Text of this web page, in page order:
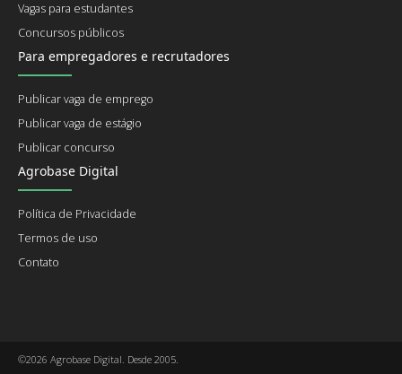
Vagas para estudantes
Concursos públicos
Para empregadores e recrutadores
Publicar vaga de emprego
Publicar vaga de estágio
Publicar concurso
Agrobase Digital
Política de Privacidade
Termos de uso
Contato
©2026 Agrobase Digital. Desde 2005.